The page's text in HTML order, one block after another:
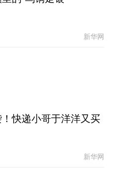
新华网
快递小哥于洋洋又买
新华网